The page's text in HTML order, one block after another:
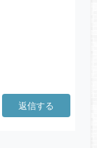
返信する